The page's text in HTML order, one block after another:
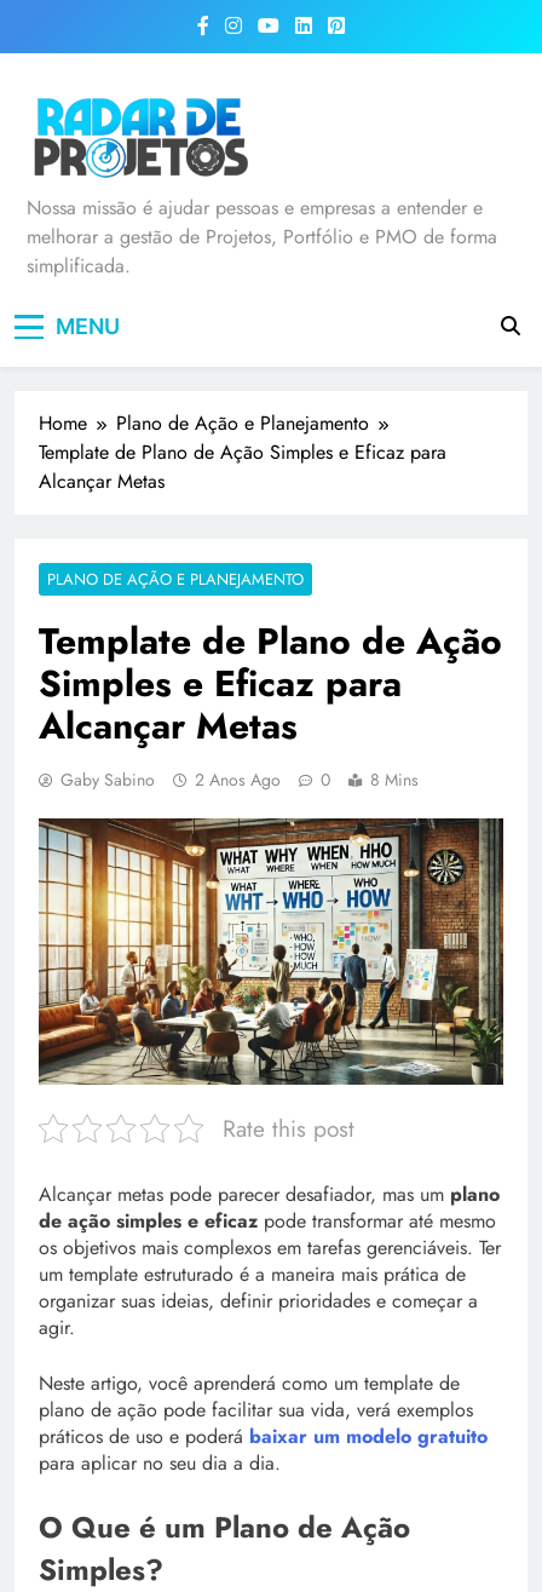
Radar de Projetos
Nossa missão é ajudar pessoas e empresas a entender e
melhorar a gestão de Projetos, Portfólio e PMO de forma
simplificada.
MENU
Home
Plano de Ação e Planejamento
Template de Plano de Ação Simples e Eficaz para
Alcançar Metas
PLANO DE AÇÃO E PLANEJAMENTO
Template de Plano de Ação
Simples e Eficaz para
Alcançar Metas
Gaby Sabino 2 Anos Ago 0 8 Mins
Rate this post
Alcançar metas pode parecer desafiador, mas um plano
de ação simples e eficaz pode transformar até mesmo
os objetivos mais complexos em tarefas gerenciáveis. Ter
um template estruturado é a maneira mais prática de
organizar suas ideias, definir prioridades e começar a
agir.
Neste artigo, você aprenderá como um template de
plano de ação pode facilitar sua vida, verá exemplos
práticos de uso e poderá baixar um modelo gratuito
para aplicar no seu dia a dia.
O Que é um Plano de Ação
Simples?